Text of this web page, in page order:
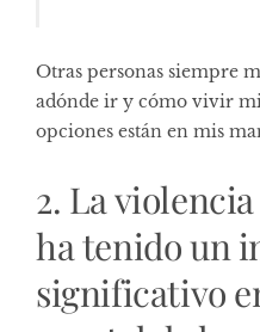
Otras personas siempre
adónde ir y cómo vivir mi
opciones están en mis
2. La
ha tenido un
significativo